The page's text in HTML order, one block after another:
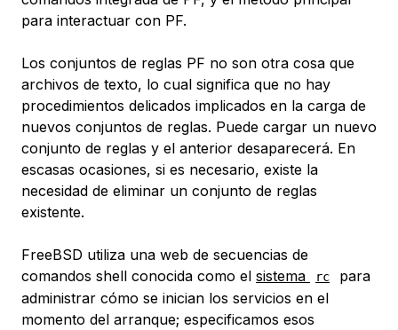
para interactuar con PF.
Los conjuntos de reglas PF no son otra cosa que
archivos de texto, lo cual significa que no hay
procedimientos delicados implicados en la carga de
nuevos conjuntos de reglas. Puede cargar un nuevo
conjunto de reglas y el anterior desaparecerá. En
escasas ocasiones, si es necesario, existe la
necesidad de eliminar un conjunto de reglas
existente.
FreeBSD utiliza una web de secuencias de
comandos shell conocida como el sistema rc
para
administrar cómo se inician los servicios en el
momento del arranque; especificamos esos